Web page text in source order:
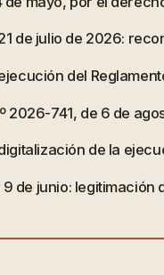
de julio de 2026:
del
2026-741, de 6 de
de la
de junio: legitimación